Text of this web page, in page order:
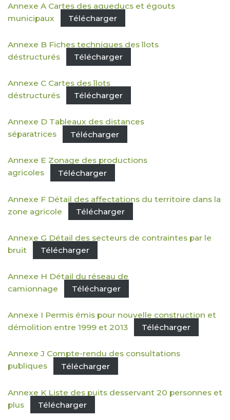
Annexe A Cartes des aqueducs et égouts
municipaux
Télécharger
Annexe B Fiches techniques des îlots
déstructurés
Télécharger
Annexe C Cartes des îlots
déstructurés
Télécharger
Annexe D Tableaux des distances
séparatrices
Télécharger
Annexe E Zonage des productions
agricoles
Télécharger
Annexe F Détail des affectations du territoire dans la
zone agricole
Télécharger
Annexe G Détail des secteurs de contraintes par le
bruit
Télécharger
Annexe H Détail du réseau de
camionnage
Télécharger
Annexe I Permis émis pour nouvelle construction et
démolition entre 1999 et 2013
Télécharger
Annexe J Compte-rendu des consultations
publiques
Télécharger
Annexe K Liste des puits desservant 20 personnes et
plus
Télécharger